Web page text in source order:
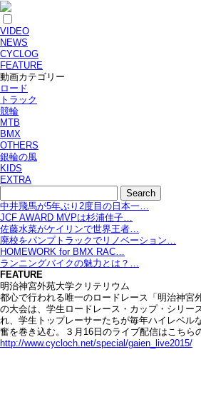
VIDEO
NEWS
CYCLOG
FEATURE
動画カテゴリー
ロード
トラック
競輪
MTB
BMX
OTHERS
銀輪の風
KIDS
EXTRA
中井飛馬が5年ぶり2度目の日本一…
JCF AWARD MVPは杉浦佳子…
佐藤水菜がケイリンで世界王者…
廃校をパンプトラックでリノベーション…
HOMEWORK for BMX RAC…
ランニングバイクの魅力とは？…
FEATURE
明治神宮外苑大学クリテリウム
都心で行われる唯一のロードレース「明治神宮
の大会は、学生ロードレース・カップ・シリー
れ、学生トップレーサーたちが毎年ハイレベル
奮を巻き込む。３月16日のライブ配信はこちら
http://www.cycloch.net/special/gaien_live2015/